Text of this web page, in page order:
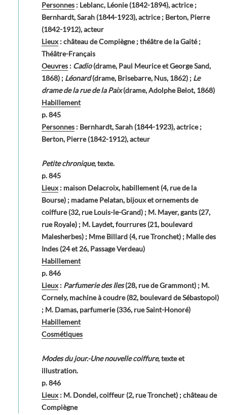
Personnes: Leblanc, Léonie (1842-1894), actrice ;
Bernhardt, Sarah (1844-1923), actrice ; Berton, Pierre
(1842-1912), acteur
Lieux: château de Compiègne ; théâtre de la Gaité ;
Théâtre-Français
Oeuvres: Cadio(drame, Paul Meurice et George Sand,
1868) ; Léonard(drame, Brisebarre, Nus, 1862) ; Le
drame de la rue de la Paix(drame, Adolphe Belot, 1868)
Habillement
p. 845
Personnes: Bernhardt, Sarah (1844-1923), actrice ;
Berton, Pierre (1842-1912), acteur
Petite chronique, texte.
p. 845
Lieux: maison Delacroix, habillement (4, rue de la
Bourse) ; madame Pelatan, bijoux et ornements de
coiffure (32, rue Louis-le-Grand) ; M. Mayer, gants (27,
rue Royale) ; M. Laydet, fourrures (21, boulevard
Malesherbes) ; Mme Billard (4, rue Tronchet) ; Malle des
Indes (24 et 26, Passage Verdeau)
Habillement
p. 846
Lieux: Parfumerie des Iles(28, rue de Grammont) ; M.
Cornely, machine à coudre (82, boulevard de Sébastopol)
; M. Damas, parfumerie (336, rue Saint-Honoré)
Habillement
Cosmétiques
Modes du jour.-Une nouvelle coiffure, texte et
illustration.
p. 846
Lieux: M. Dondel, coiffeur (2, rue Tronchet) ; château de
Compiègne